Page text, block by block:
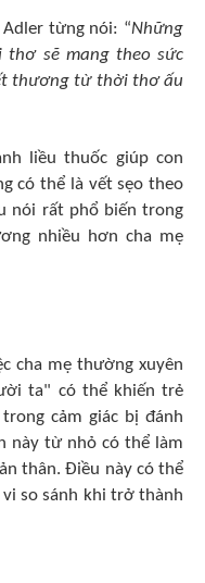
từng nói: “Những
sẽ mang theo sức
thương từ thời thơ ấu
liều thuốc giúp con
có thể là vết sẹo theo
nói rất phổ biến trong
nhiều hơn cha mẹ
cha mẹ thường xuyên
ta" có thể khiến trẻ
cảm giác bị đánh
này từ nhỏ có thể làm
thân. Điều này có thể
so sánh khi trở thành